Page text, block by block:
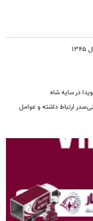
ارتباط داشته و عوامل‌